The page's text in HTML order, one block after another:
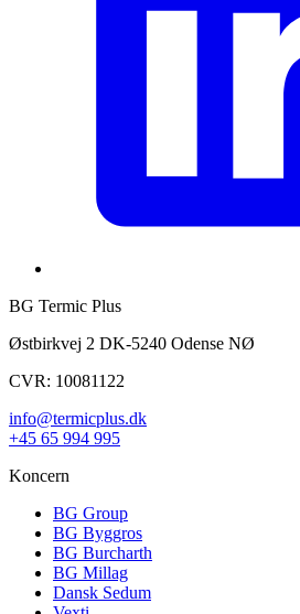
BG Termic Plus
Østbirkvej 2 DK-5240 Odense NØ
CVR: 10081122
info@termicplus.dk
+45 65 994 995
Koncern
BG Group
BG Byggros
BG Burcharth
BG Millag
Dansk Sedum